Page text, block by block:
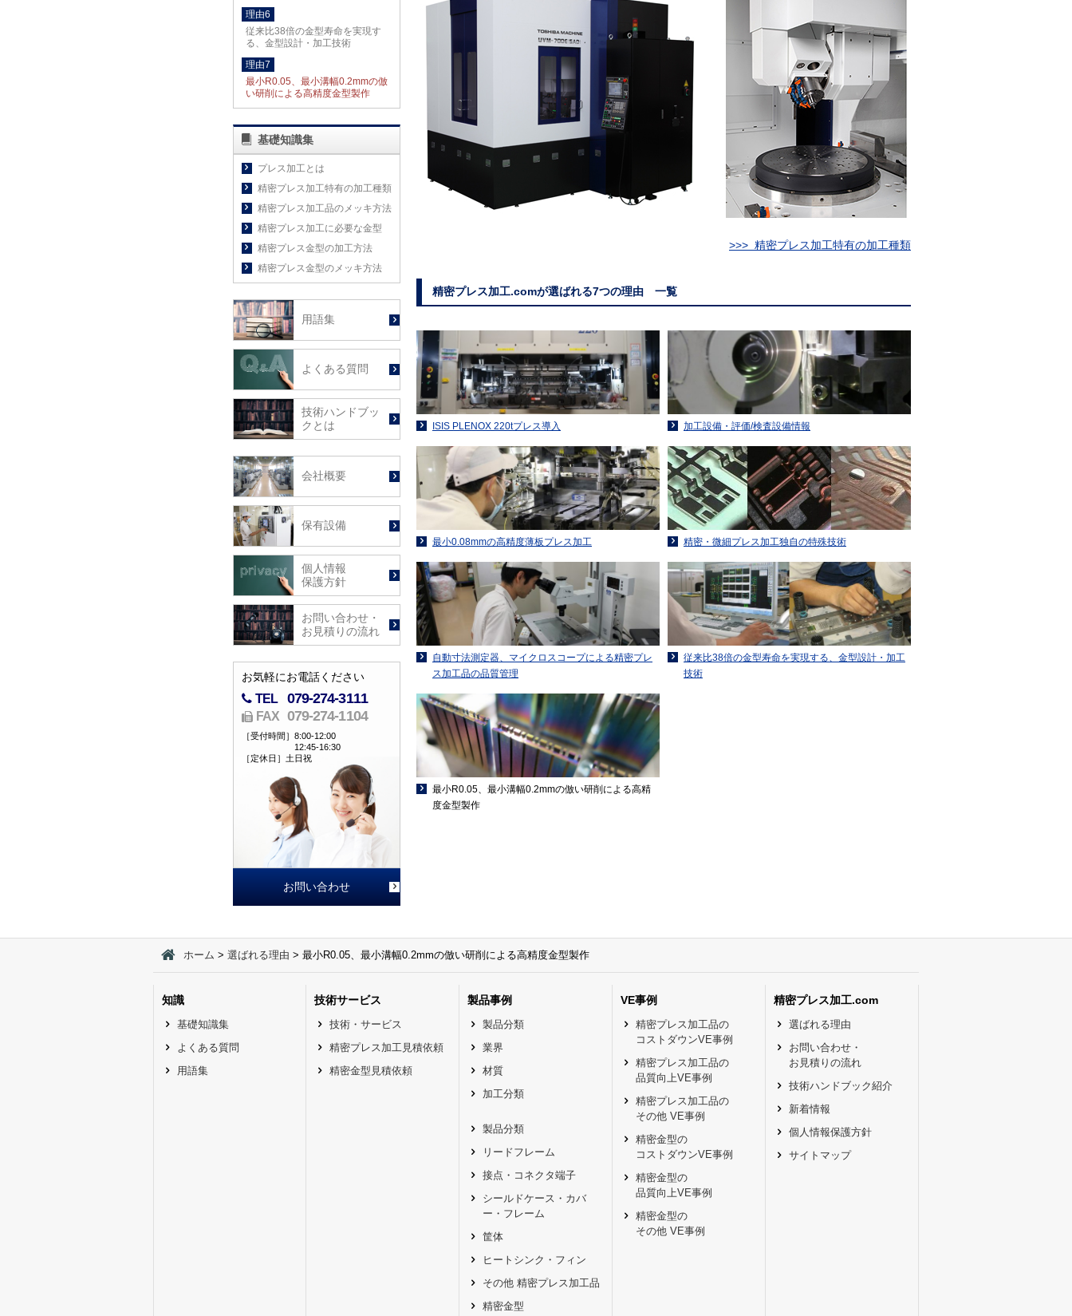
>>> 精密プレス加工特有の加工種類
精密プレス加工.comが選ばれる7つの理由 一覧
ISIS PLENOX 220tプレス導入 加工設備・評価/検査設備情報
最小0.08mmの高精度薄板プレス加工 精密・微細プレス加工独自の特殊技術
自動寸法測定器、マイクロスコープによる精密プレ
ス加工品の品質管理
従来比38倍の金型寿命を実現する、金型設計・加工
技術
最小R0.05、最小溝幅0.2mmの倣い研削による高精
度金型製作
理由6
従来比38倍の金型寿命を実現す
る、金型設計・加工技術
理由7
最小R0.05、最小溝幅0.2mmの倣
い研削による高精度金型製作
基礎知識集
プレス加工とは
精密プレス加工特有の加工種類
精密プレス加工品のメッキ方法
精密プレス加工に必要な金型
精密プレス金型の加工方法
精密プレス金型のメッキ方法
用語集
よくある質問
技術ハンドブッ
クとは
会社概要
保有設備
個人情報
保護方針
お問い合わせ・
お見積りの流れ
お気軽にお電話ください
TEL 079-274-3111
FAX 079-274-1104
［受付時間］ 8:00-12:00
12:45-16:30
［定休日］ 土日祝
お問い合わせ
ホーム 選ばれる理由 最小R0.05、最小溝幅0.2mmの倣い研削による高精度金型製作
知識
基礎知識集
よくある質問
用語集
技術サービス
技術・サービス
精密プレス加工見積依頼
精密金型見積依頼
製品事例
製品分類
業界
材質
加工分類
製品分類
リードフレーム
接点・コネクタ端子
シールドケース・カバ
ー・フレーム
筐体
ヒートシンク・フィン
その他 精密プレス加工品
精密金型
VE事例
精密プレス加工品の
コストダウンVE事例
精密プレス加工品の
品質向上VE事例
精密プレス加工品の
その他 VE事例
精密金型の
コストダウンVE事例
精密金型の
品質向上VE事例
精密金型の
その他 VE事例
精密プレス加工.com
選ばれる理由
お問い合わせ・
お見積りの流れ
技術ハンドブック紹介
新着情報
個人情報保護方針
サイトマップ